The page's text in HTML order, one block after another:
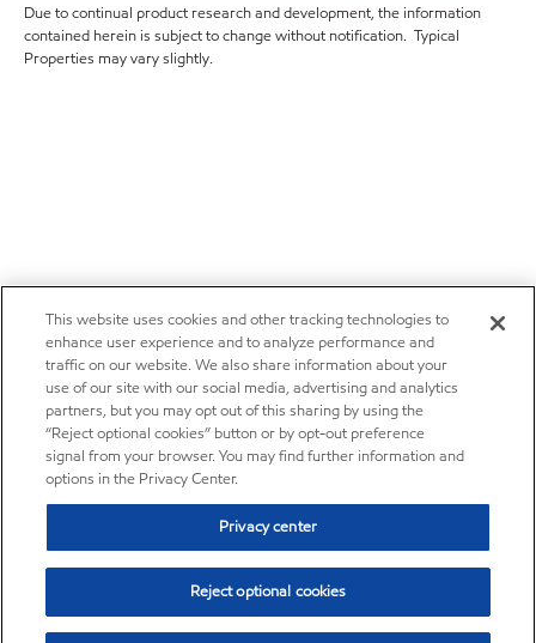
Due to continual product research and development, the information
contained herein is subject to change without notification. Typical
Properties may vary slightly.
This website uses cookies and other tracking technologies to
enhance user experience and to analyze performance and
traffic on our website. We also share information about your
use of our site with our social media, advertising and analytics
partners, but you may opt out of this sharing by using the
“Reject optional cookies” button or by opt-out preference
signal from your browser. You may find further information and
options in the Privacy Center.
Privacy center
Reject optional cookies